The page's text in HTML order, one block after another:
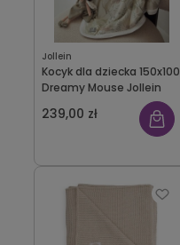
Jollein
Kocyk dla dziecka 150x100
Dreamy Mouse Jollein
239,00 zł